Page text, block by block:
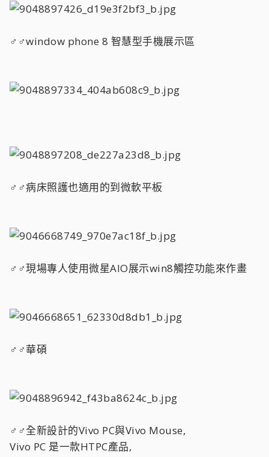
♂♂window phone 8 智慧型手機展示區
♂♂病床照護也適用的到微軟平板
♂♂現場專人使用微星AIO展示win8觸控功能來作畫
♂♂華碩
♂♂全新設計的Vivo PC與Vivo Mouse,
Vivo PC 是一款HTPC產品,